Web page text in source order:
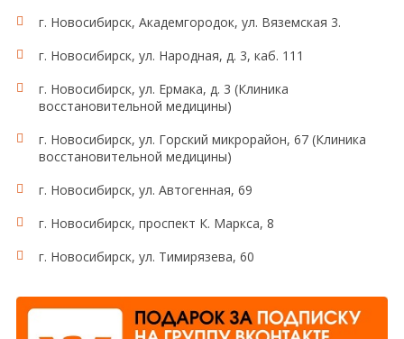
г. Новосибирск, Академгородок, ул. Вяземская 3.
г. Новосибирск, ул. Народная, д. 3, каб. 111
г. Новосибирск, ул. Ермака, д. 3 (Клиника
восстановительной медицины)
г. Новосибирск, ул. Горский микрорайон, 67 (Клиника
восстановительной медицины)
г. Новосибирск, ул. Автогенная, 69
г. Новосибирск, проспект К. Маркса, 8
г. Новосибирск, ул. Тимирязева, 60